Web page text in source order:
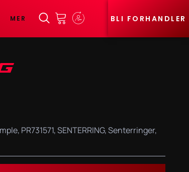
MER BLI FORHANDLER
, PR731571,SENTERRING,Senterringer,